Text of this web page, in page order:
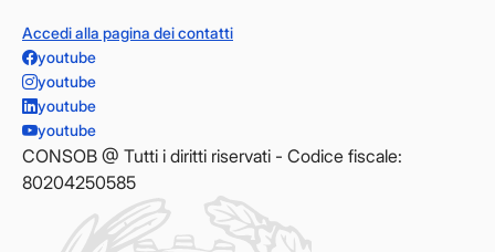
Accedi alla pagina dei contatti
youtube
youtube
youtube
youtube
CONSOB @ Tutti i diritti riservati - Codice fiscale:
80204250585